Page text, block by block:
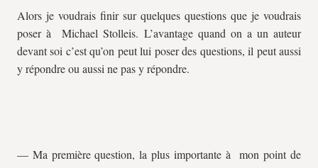
Alors je voudrais finir sur quelques questions que je voudrais
poser à Michael Stolleis. L’avantage quand on a un auteur
devant soi c’est qu’on peut lui poser des questions, il peut aussi
y répondre ou aussi ne pas y répondre.
— Ma première question, la plus importante à mon point de